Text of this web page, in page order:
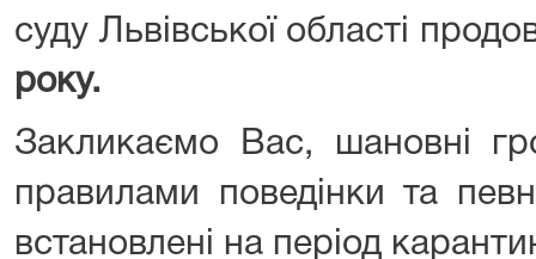
суду Львівської області
року.
Закликаємо Вас, шановні
правилами поведінки та
встановлені на період